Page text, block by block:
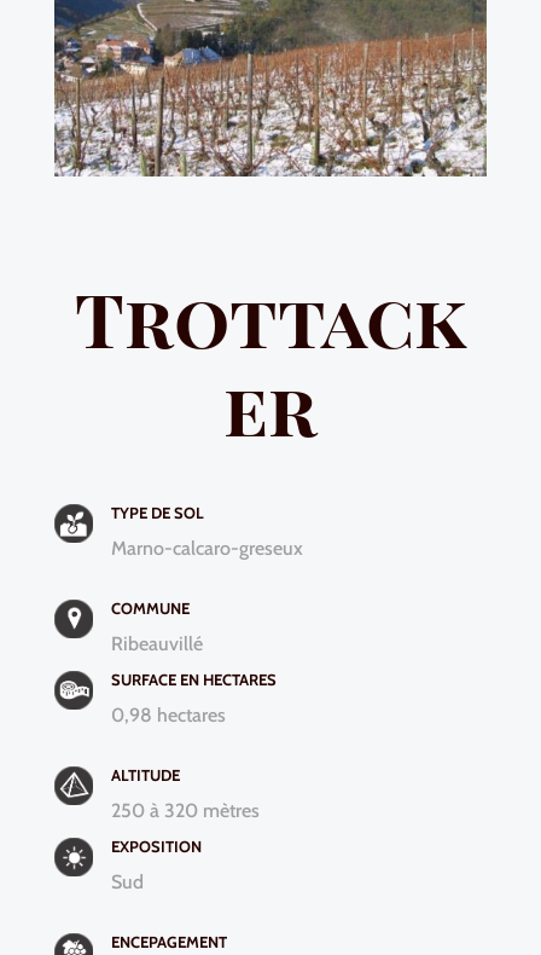
Trottack
er
TYPE DE SOL
Marno-calcaro-greseux
COMMUNE
Ribeauvillé
SURFACE EN HECTARES
0,98 hectares
ALTITUDE
250 à 320 mètres
EXPOSITION
Sud
ENCEPAGEMENT